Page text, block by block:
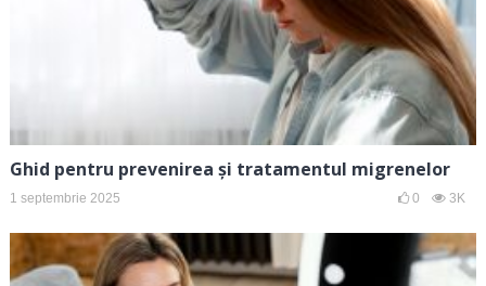
Ghid pentru prevenirea și tratamentul migrenelor
1 septembrie 2025 0 3K